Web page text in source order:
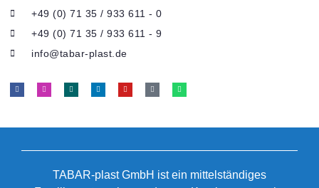
+49 (0) 71 35 / 933 611 - 0
+49 (0) 71 35 / 933 611 - 9
info@tabar-plast.de
TABAR-plast GmbH ist ein mittelständiges